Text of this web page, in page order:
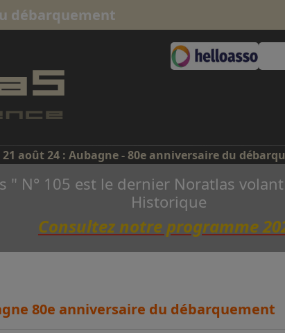
21 août 24 : Aubagne - 80e anniversaire du
" N° 105 est le dernier Noratlas
Historique
Consultez notre programme
80e anniversaire du débarquement
débarquement